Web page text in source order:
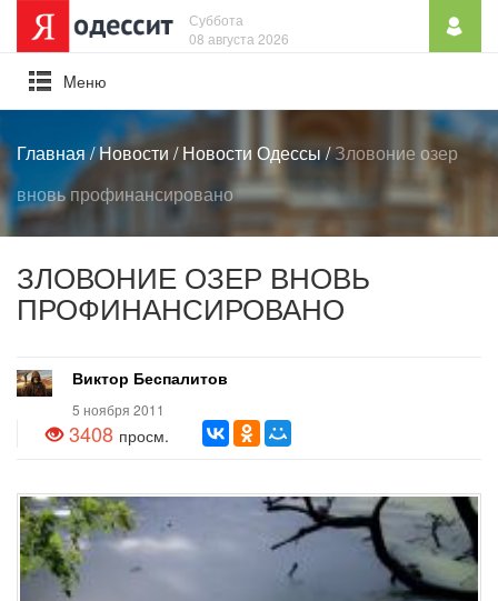
Суббота
08 августа 2026
Mеню
Главная/Новости /Новости Одессы/Зловоние озер
вновь профинансировано
ЗЛОВОНИЕ ОЗЕР ВНОВЬ
ПРОФИНАНСИРОВАНО
Виктор Беспалитов
5 ноября 2011
3408 просм.